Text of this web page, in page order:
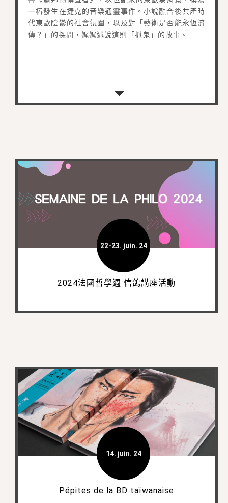
一樁發生在捷克的音樂通靈事件。小說融合後共產時
代東歐陰鬱的社會氛圍，以及對「藝術是否能永恆流
傳？」的探問，娓娓述說這則「抓鬼」的故事。
22-23. juin. 24
2024法國哲學週 信鴿講座活動
14. juin. 24
Pépites de la BD taïwanaise